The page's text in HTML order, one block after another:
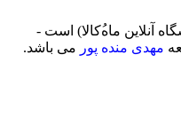
آنلاین ماه‌‌‌‌‌‌ُکالا) است -
مهدی منده پور می باشد.